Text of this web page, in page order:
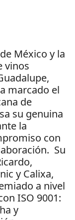
México y la
vinos
marcado el
de
su genuina
la
con
Su
y Calixa,
a nivel
ISO 9001:
y